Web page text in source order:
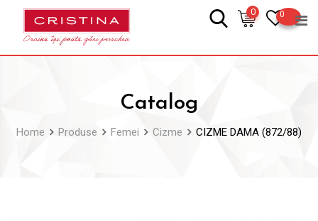
0
0
Catalog
Home Produse Femei Cizme CIZME DAMA (872/88)